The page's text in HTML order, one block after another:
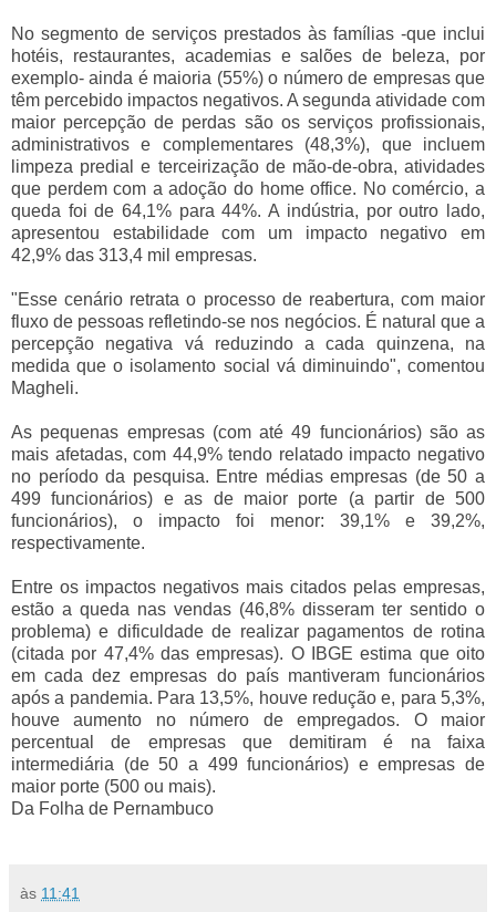
No segmento de serviços prestados às famílias -que inclui
hotéis, restaurantes, academias e salões de beleza, por
exemplo- ainda é maioria (55%) o número de empresas que
têm percebido impactos negativos. A segunda atividade com
maior percepção de perdas são os serviços profissionais,
administrativos e complementares (48,3%), que incluem
limpeza predial e terceirização de mão-de-obra, atividades
que perdem com a adoção do home office. No comércio, a
queda foi de 64,1% para 44%. A indústria, por outro lado,
apresentou estabilidade com um impacto negativo em
42,9% das 313,4 mil empresas.
"Esse cenário retrata o processo de reabertura, com maior
fluxo de pessoas refletindo-se nos negócios. É natural que a
percepção negativa vá reduzindo a cada quinzena, na
medida que o isolamento social vá diminuindo", comentou
Magheli.
As pequenas empresas (com até 49 funcionários) são as
mais afetadas, com 44,9% tendo relatado impacto negativo
no período da pesquisa. Entre médias empresas (de 50 a
499 funcionários) e as de maior porte (a partir de 500
funcionários), o impacto foi menor: 39,1% e 39,2%,
respectivamente.
Entre os impactos negativos mais citados pelas empresas,
estão a queda nas vendas (46,8% disseram ter sentido o
problema) e dificuldade de realizar pagamentos de rotina
(citada por 47,4% das empresas). O IBGE estima que oito
em cada dez empresas do país mantiveram funcionários
após a pandemia. Para 13,5%, houve redução e, para 5,3%,
houve aumento no número de empregados. O maior
percentual de empresas que demitiram é na faixa
intermediária (de 50 a 499 funcionários) e empresas de
maior porte (500 ou mais).
Da Folha de Pernambuco
às 11:41